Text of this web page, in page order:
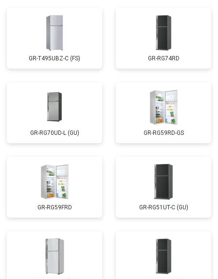
GR-T495UBZ-C (FS) GR-RG74RD
GR-RG70UD-L (GU) GR-RG59RD-GS
GR-RG59FRD GR-RG51UT-C (GU)